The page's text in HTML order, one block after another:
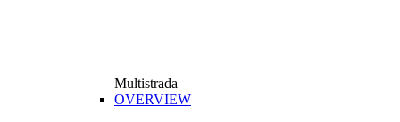
Multistrada
OVERVIEW